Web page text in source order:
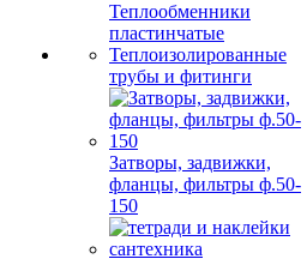
Теплообменники
пластинчатые
Теплоизолированные
трубы и фитинги
Затворы, задвижки,
фланцы, фильтры ф.50-
150